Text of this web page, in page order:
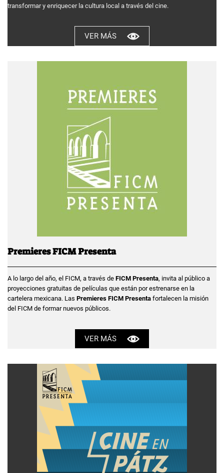
transformar y enriquecer la cultura local a través del cine.
VER MÁS
Premieres FICM Presenta
A lo largo del año, el FICM, a través de FICM Presenta, invita al público a
proyecciones gratuitas de películas que están por estrenarse en la
cartelera mexicana. Las Premieres FICM Presenta fortalecen la misión
del FICM de formar nuevos públicos.
VER MÁS